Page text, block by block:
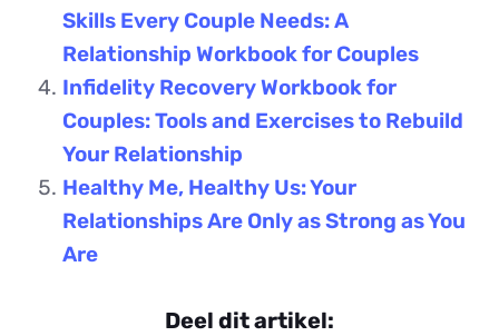
Skills Every Couple Needs: A
Relationship Workbook for Couples
Infidelity Recovery Workbook for
Couples: Tools and Exercises to Rebuild
Your Relationship
Healthy Me, Healthy Us: Your
Relationships Are Only as Strong as You
Are
Deel dit artikel: